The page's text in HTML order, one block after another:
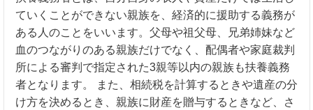
ていくことができない親族を、経済的に援助する義務が
ある人のことをいいます。父母や祖父母、兄弟姉妹など
血のつながりのある親族だけでなく、配偶者や家庭裁判
所による審判で指定された3親等以内の親族も扶養義務
者となります。 また、相続税を計算するときや遺産の分
け方を決めるとき、親族に財産を贈与するときなど、さ